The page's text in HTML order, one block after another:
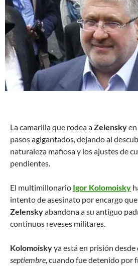
La camarilla que rodea aZelenskyen
pasos agigantados, dejando al
naturaleza mafiosa y los ajustes de
pendientes.
El multimillonario Igor Kolomoisky
intento de asesinato por encargo
Zelenskyabandona a su antiguo
continuos reveses militares.
Kolomoiskyya está en prisión desde
septiembre, cuando fue detenido por